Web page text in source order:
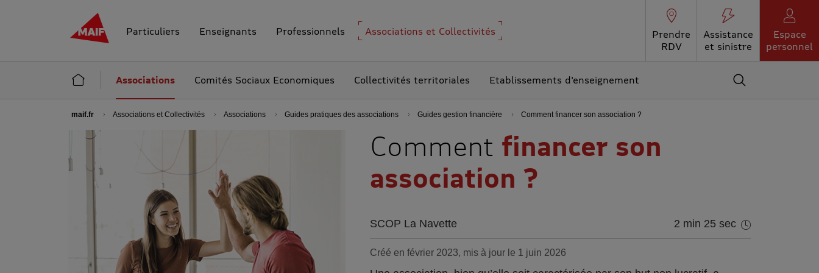
MAIF - Allez à l'accueil de maif.fr
Particuliers Enseignants Professionnels Associations et Collectivités
Prendre
RDV
Assistance
et sinistre
Espace
personnel
Accueil Associations et Collectivités
Associations Comités Sociaux Economiques Collectivités territoriales Etablissements d'enseignement Accédez au moteur
maif.fr Associations et Collectivités Associations Guides pratiques des associations Guides gestion financière Comment financer son association ?
Comment financer son
association ?
SCOP La Navette 2 min 25 sec
Créé en février 2023, mis à jour le 1 juin 2026